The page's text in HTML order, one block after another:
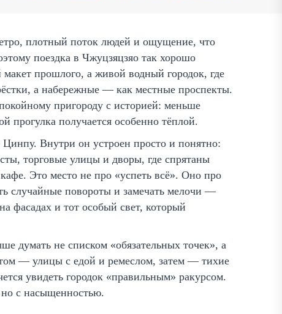
плотный поток людей и ощущение, что
поездка в Чжуцзяцзяо так хорошо
прошлого, а живой водный городок, где
а набережные — как местные проспекты.
пригороду с историей: меньше
прогулка получается особенно тёплой.
Цинпу. Внутри он устроен просто и понятно:
торговые улицы и дворы, где спрятаны
Это место не про «успеть всё». Оно про
случайные повороты и замечать мелочи —
фасадах и тот особый свет, который
думать не списком «обязательных точек», а
— улицы с едой и ремеслом, затем — тихие
увидеть городок «правильным» ракурсом.
но с насыщенностью.